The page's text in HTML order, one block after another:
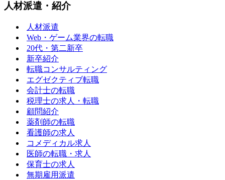
人材派遣・紹介
人材派遣
Web・ゲーム業界の転職
20代・第二新卒
新卒紹介
転職コンサルティング
エグゼクティブ転職
会計士の転職
税理士の求人・転職
顧問紹介
薬剤師の転職
看護師の求人
コメディカル求人
医師の転職・求人
保育士の求人
無期雇用派遣